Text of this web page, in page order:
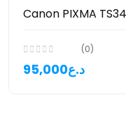
(0)
95,000د.ع